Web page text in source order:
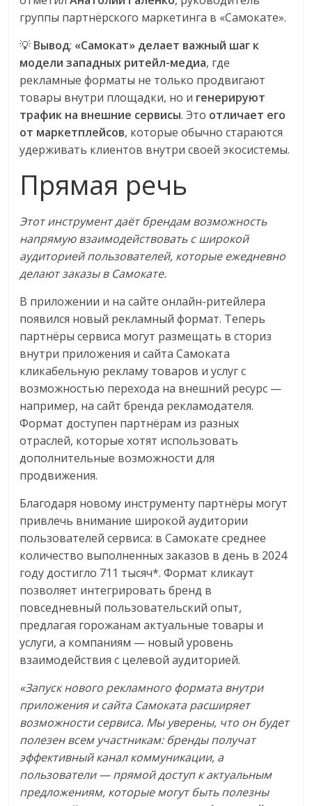
группы партнёрского маркетинга в «Самокате».
💡 Вывод: «Самокат» делает важный шаг к
модели западных ритейл-медиа, где
рекламные форматы не только продвигают
товары внутри площадки, но и генерируют
трафик на внешние сервисы. Это отличает его
от маркетплейсов, которые обычно стараются
удерживать клиентов внутри своей экосистемы.
Прямая речь
Этот инструмент даёт брендам возможность
напрямую взаимодействовать с широкой
аудиторией пользователей, которые ежедневно
делают заказы в Самокате.
В приложении и на сайте онлайн-ритейлера
появился новый рекламный формат. Теперь
партнёры сервиса могут размещать в сториз
внутри приложения и сайта Самоката
кликабельную рекламу товаров и услуг с
возможностью перехода на внешний ресурс —
например, на сайт бренда рекламодателя.
Формат доступен партнёрам из разных
отраслей, которые хотят использовать
дополнительные возможности для
продвижения.
Благодаря новому инструменту партнёры могут
привлечь внимание широкой аудитории
пользователей сервиса: в Самокате среднее
количество выполненных заказов в день в 2024
году достигло 711 тысяч*. Формат кликаут
позволяет интегрировать бренд в
повседневный пользовательский опыт,
предлагая горожанам актуальные товары и
услуги, а компаниям — новый уровень
взаимодействия с целевой аудиторией.
«Запуск нового рекламного формата внутри
приложения и сайта Самоката расширяет
возможности сервиса. Мы уверены, что он будет
полезен всем участникам: бренды получат
эффективный канал коммуникации, а
пользователи — прямой доступ к актуальным
предложениям, которые могут быть полезны